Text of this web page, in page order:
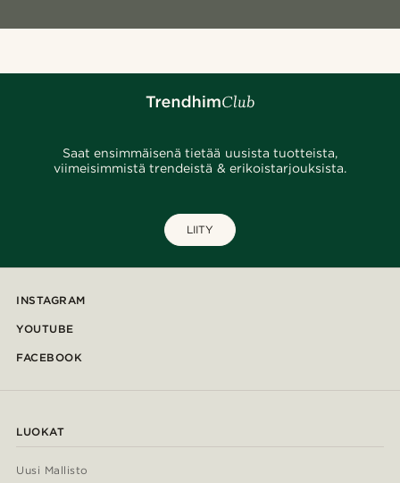
Saat ensimmäisenä tietää uusista tuotteista,
viimeisimmistä trendeistä & erikoistarjouksista.
LIITY
INSTAGRAM
YOUTUBE
FACEBOOK
LUOKAT
Uusi Mallisto